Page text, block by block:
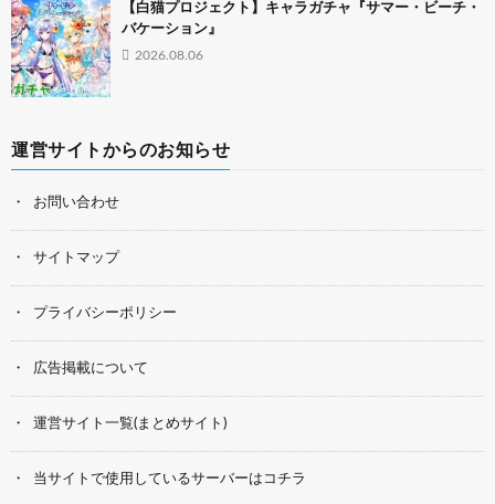
【白猫プロジェクト】キャラガチャ『サマー・ビーチ・
バケーション』
2026.08.06
運営サイトからのお知らせ
お問い合わせ
サイトマップ
プライバシーポリシー
広告掲載について
運営サイト一覧(まとめサイト)
当サイトで使用しているサーバーはコチラ